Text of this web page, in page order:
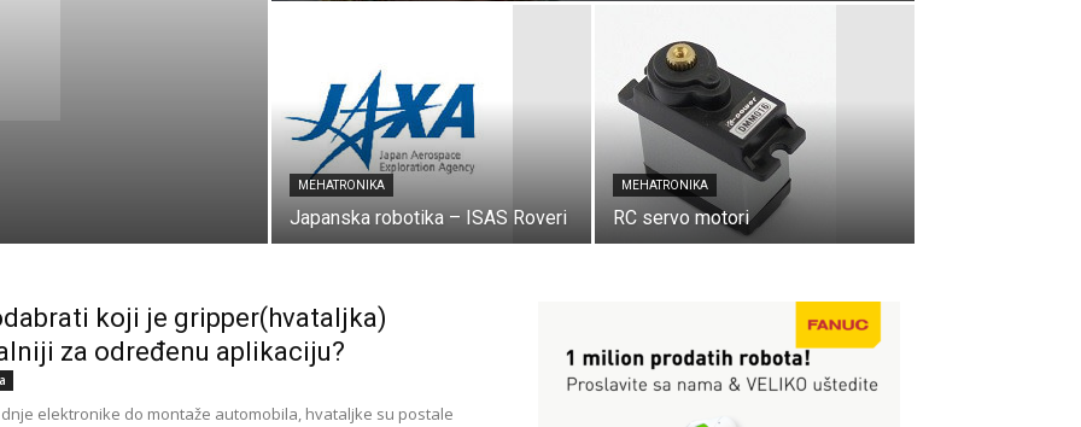
MEHATRONIKA
Japanska robotika – ISAS Roveri
MEHATRONIKA
RC servo motori
koji je gripper(hvataljka)
za određenu aplikaciju?
elektronike do montaže automobila, hvataljke su postale